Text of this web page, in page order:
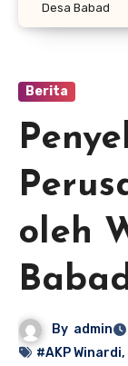
Desa Babad
Berita
oleh
By admin
#AKP Winardi,